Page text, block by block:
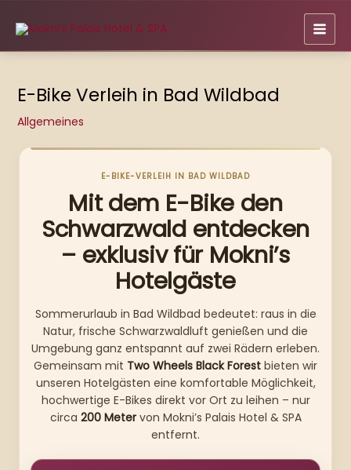
Inhalt
springen
E-Bike Verleih in Bad Wildbad
Allgemeines
E-BIKE-VERLEIH IN BAD WILDBAD
Mit dem E-Bike den
Schwarzwald entdecken
– exklusiv für Mokni’s
Hotelgäste
Sommerurlaub in Bad Wildbad bedeutet: raus in die
Natur, frische Schwarzwaldluft genießen und die
Umgebung ganz entspannt auf zwei Rädern erleben.
Gemeinsam mit Two Wheels Black Forest bieten wir
unseren Hotelgästen eine komfortable Möglichkeit,
hochwertige E-Bikes direkt vor Ort zu leihen – nur
circa 200 Metervon Mokni’s Palais Hotel & SPA
entfernt.